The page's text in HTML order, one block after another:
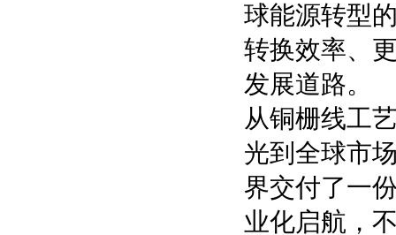
球能源转型
转换效率、
发展道路。
从铜栅线工
光到全球市
界交付了一
业化启航，